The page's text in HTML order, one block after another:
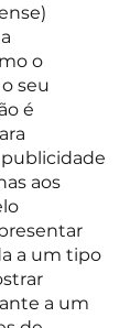
o
seu
é
aos
a um tipo
a um